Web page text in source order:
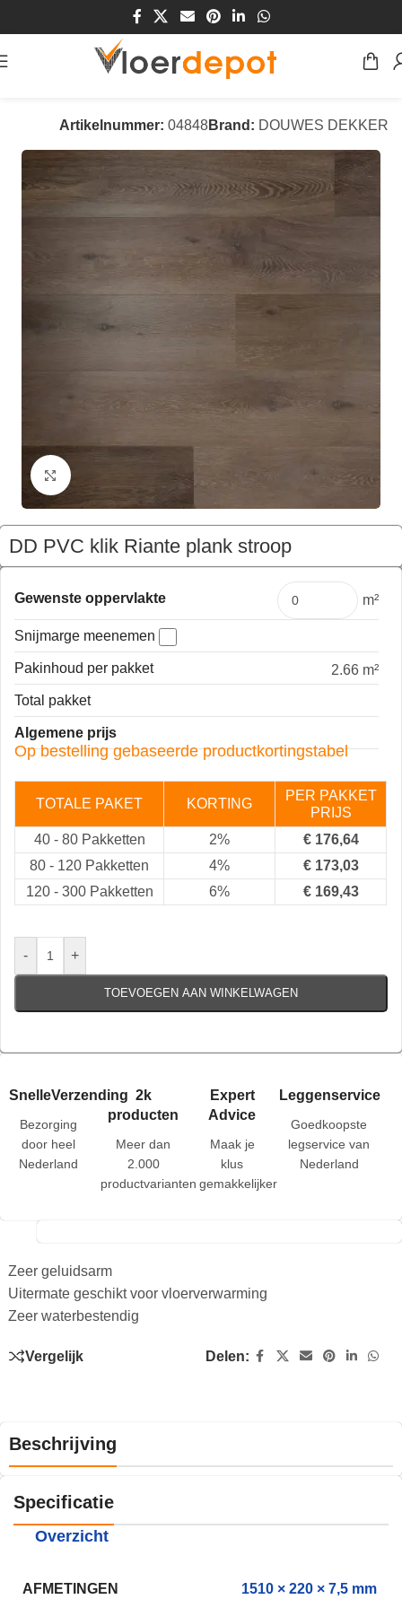
/Vloeren/PVC Vloeren
Artikelnummer: 04848Brand: DOUWES DEKKER
Klik om te vergroten
DD PVC klik Riante plank stroop
€180,24 Pakket
Gewenste oppervlakte m²
Snijmarge meenemen
Pakinhoud per pakket
2.66 m²
Total pakket
Algemene prijs
Op bestelling gebaseerde productkortingstabel
TOTALE PAKET KORTING
PER PAKKET
PRIJS
40 - 80 Pakketten 2% €176,64
80 - 120 Pakketten 4% €173,03
120 - 300 Pakketten 6% €169,43
- +
TOEVOEGEN AAN WINKELWAGEN
SnelleVerzending
Bezorging
door heel
Nederland
2k
producten
Meer dan
2.000
productvarianten
Expert
Advice
Maak je
klus
gemakkelijker
Leggenservice
Goedkoopste
legservice van
Nederland
Zeer geluidsarm
Uitermate geschikt voor vloerverwarming
Zeer waterbestendig
Vergelijk Delen:
Beschrijving
Specificatie
Overzicht
AFMETINGEN 1510 × 220 × 7,5 mm